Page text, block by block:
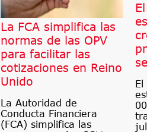
La FCA simplifica las
normas de las OPV
para facilitar las
cotizaciones en Reino
Unido
La Autoridad de
Conducta Financiera
(FCA) simplifica las
El